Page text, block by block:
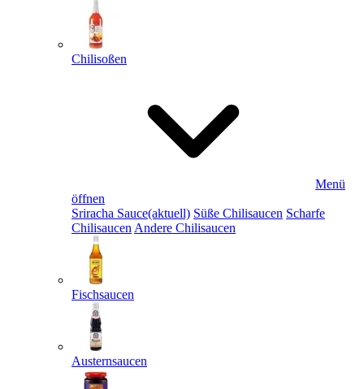
Chilisoßen
Menü
öffnen
Sriracha Sauce(aktuell) Süße Chilisaucen Scharfe
Chilisaucen Andere Chilisaucen
Fischsaucen
Austernsaucen